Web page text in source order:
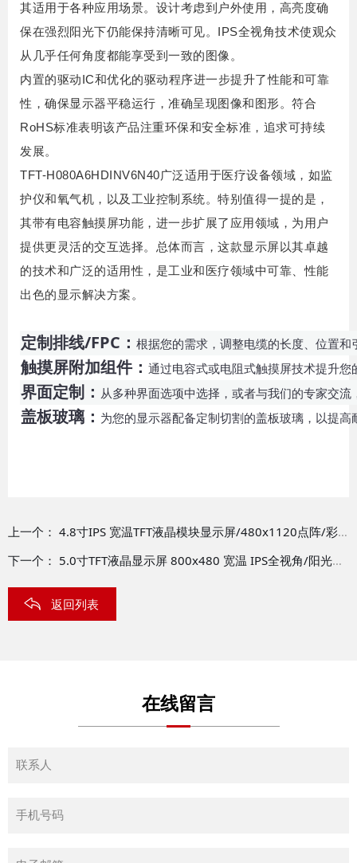
其适用于各种应用场景。 设计考虑到户外使用，高亮度确
保在强烈阳光下仍能保持清晰可见。
IPS全视角技术使观众
从几乎任何角度都能享受到一致的图像。
内置的驱动IC和优化的驱动程序进一步提升了性能和可靠
性，确保显示器平稳运行，准确呈现图像和图形。 符合
RoHS标准表明该产品注重环保和安全标准，追求可持续
发展。
TFT-H080A6HDINV6N40广泛适用于医疗设备领域，如监
护仪和氧气机，以及工业控制系统。 特别值得一提的是，
其带有电容触摸屏功能，进一步扩展了应用领域，为用户
提供更灵活的交互选择。 总体而言，这款显示屏以其卓越
的技术和广泛的适用性，是工业和医疗领域中可靠、性能
出色的显示解决方案。
定制排线/FPC： 根据您的需求，调整电缆的长度、位置
触摸屏附加组件： 通过电容式或电阻式触摸屏技术提升
界面定制： 从多种界面选项中选择，或者与我们的专家交
盖板玻璃： 为您的显示器配备定制切割的盖板玻璃，以提
上一个： 4.8寸IPS 宽温TFT液晶模块显示屏/480x1120点阵/彩屏模块/RGB接口/STM32/TFT-H048A02ZAIGC5N40
下一个： 5.0寸TFT液晶显示屏 800x480 宽温 IPS全视角/阳光下可读 /TTL/电容式触摸/STM32/TFT-H050A1SVISTKC40
返回列表
在线留言